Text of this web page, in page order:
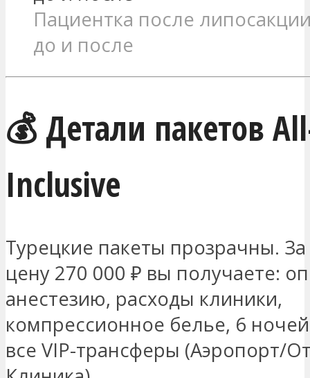
Пациентка после
до и после
💰 Детали пакетов
Inclusive
Турецкие пакеты прозрачны.
цену 270 000 ₽ вы получаете:
анестезию, расходы клиники,
компрессионное белье, 6
все VIP-трансферы (Аэропорт/